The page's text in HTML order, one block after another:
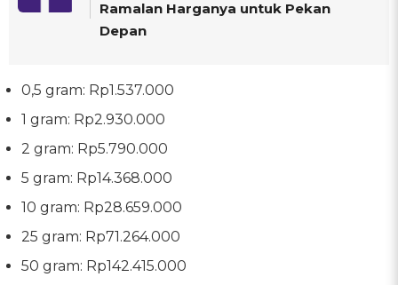
Ramalan Harganya untuk Pekan
Depan
0,5 gram: Rp1.537.000
1 gram: Rp2.930.000
2 gram: Rp5.790.000
5 gram: Rp14.368.000
10 gram: Rp28.659.000
25 gram: Rp71.264.000
50 gram: Rp142.415.000